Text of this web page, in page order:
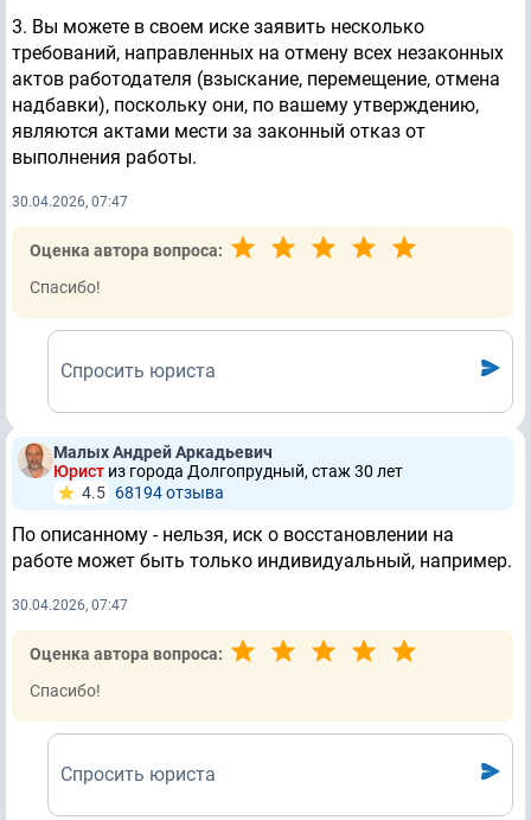
3. Вы можете в своем иске заявить несколько
требований, направленных на отмену всех незаконных
актов работодателя (взыскание, перемещение, отмена
надбавки), поскольку они, по вашему утверждению,
являются актами мести за законный отказ от
выполнения работы.
30.04.2026, 07:47
Оценка автора вопроса:
Спасибо!
Спросить юриста
Малых Андрей Аркадьевич
Юрист из города Долгопрудный, стаж 30 лет
4.5 68194 отзывa
По описанному - нельзя, иск о восстановлении на
работе может быть только индивидуальный, например.
30.04.2026, 07:47
Оценка автора вопроса:
Спасибо!
Спросить юриста